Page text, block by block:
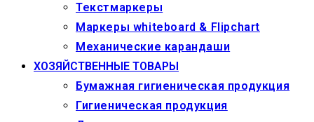
Текстмаркеры
Маркеры whiteboard & Flipchart
Механические карандаши
ХОЗЯЙСТВЕННЫЕ ТОВАРЫ
Бумажная гигиеническая продукция
Гигиеническая продукция